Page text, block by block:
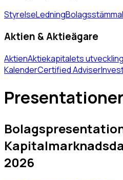
StyrelseLedningBolagsstämma
Aktien & Aktieägare
AktienAktiekapitalets utveckling
KalenderCertified Adviser
Presentationer
2026